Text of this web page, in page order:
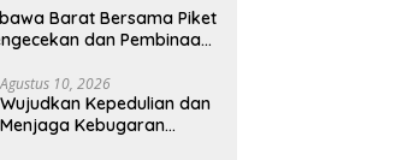
Barat Bersama Piket
dan Pembinaan
Agustus 10, 2026
Wujudkan Kepedulian dan
Menjaga Kebugaran